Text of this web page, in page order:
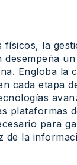
físicos, la
Engloba la
cada etapa
plataformas
para
de la